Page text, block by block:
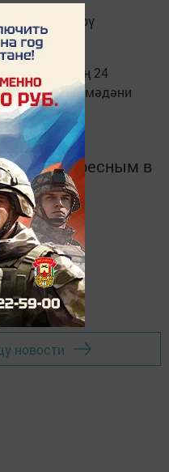
яклау, үстерү
елның 24
исемендәге мәдәни
узачак.
и интересным в
в
MАХ:
новости